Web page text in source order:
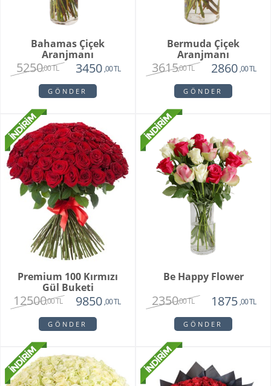
Bahamas Çiçek
Aranjmanı
5250,00 TL 3450 ,00 TL
GÖNDER
Bermuda Çiçek
Aranjmanı
3615,00 TL 2860 ,00 TL
GÖNDER
Premium 100 Kırmızı
Gül Buketi
12500,00 TL 9850 ,00 TL
GÖNDER
Be Happy Flower
2350,00 TL 1875 ,00 TL
GÖNDER